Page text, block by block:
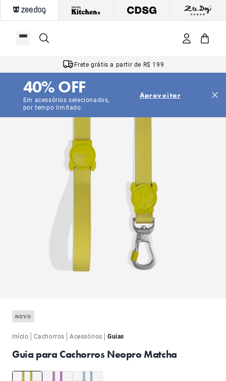
Frete grátis a partir de R$ 199
Em acessórios selecionados,
por tempo limitado.
40% OFF Aproveitar
NOVO
Início | Cachorros |Acessórios |Guias
Guia para Cachorros Neopro Matcha